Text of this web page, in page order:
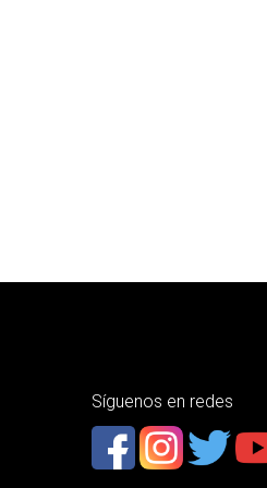
Síguenos en redes